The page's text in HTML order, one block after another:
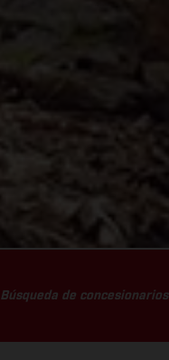
Búsqueda de concesionarios